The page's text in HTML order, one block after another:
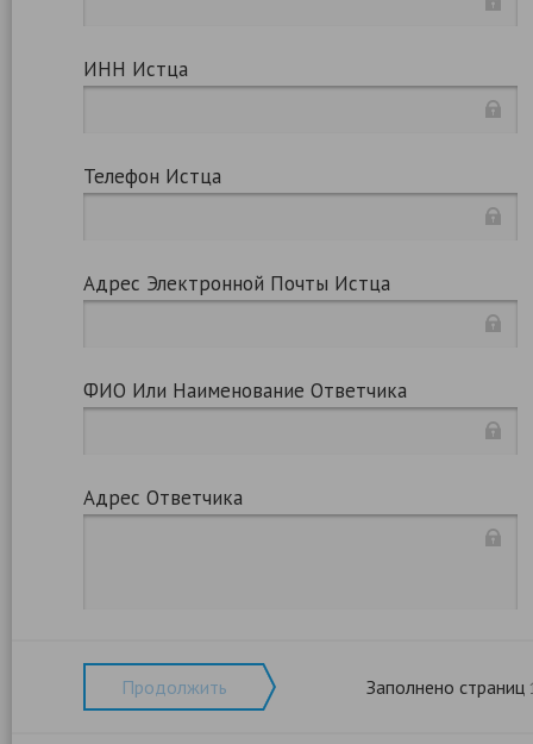
ИНН Истца
Телефон Истца
Адрес Электронной Почты Истца
ФИО Или Наименование Ответчика
Адрес Ответчика
Продолжить Заполнено страниц